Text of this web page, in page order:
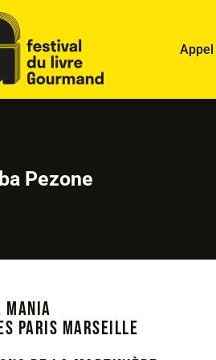
Pezone
mania
Paris Marseille